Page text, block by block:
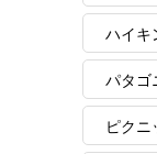
ハイキ
パタゴ
ピクニ